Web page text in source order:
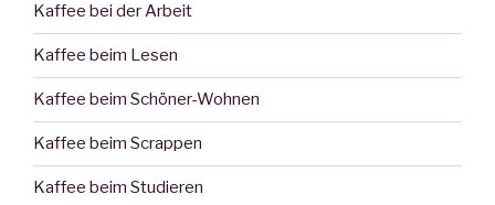
Kaffee bei der Arbeit
Kaffee beim Lesen
Kaffee beim Schöner-Wohnen
Kaffee beim Scrappen
Kaffee beim Studieren